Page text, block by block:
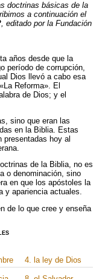
doctrinas básicas de la
a continuación el
, editado por la Fundación
años desde que la
período de corrupción,
Dios llevó a cabo esa
Reforma». El
de Dios; y el
sino que eran las
en la Biblia. Estas
presentadas hoy al
de la Biblia, no es
o denominación, sino
en que los apóstoles la
y apariencia actuales.
de lo que cree y enseña
4. la ley de Dios